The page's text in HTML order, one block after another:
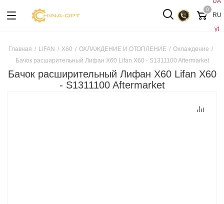
RU
yt
0
Главная / LIFAN / X60 / ОХЛАЖДЕНИЕ И ОТОПЛЕНИЕ / Охлаждение /
Бачок расширительный Лифан Х60 Lifan X60 - S1311100 Aftermarket
Бачок расширительный Лифан Х60 Lifan X60
- S1311100 Aftermarket